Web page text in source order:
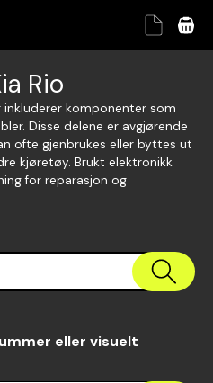
Rio
komponenter som
Disse delene er avgjørende
ofte gjenbrukes eller byttes ut
kjøretøy. Brukt elektronikk
for reparasjon og
eller visuelt